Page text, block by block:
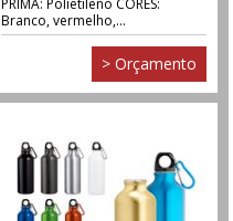
PRIMA: Polietileno CORES:
Branco, vermelho,...
> Orçamento